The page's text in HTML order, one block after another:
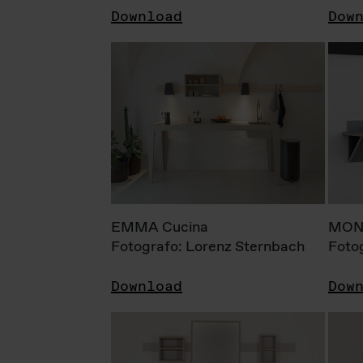
Download
EMMA Cucina
Fotografo: Lorenz Sternbach
Download